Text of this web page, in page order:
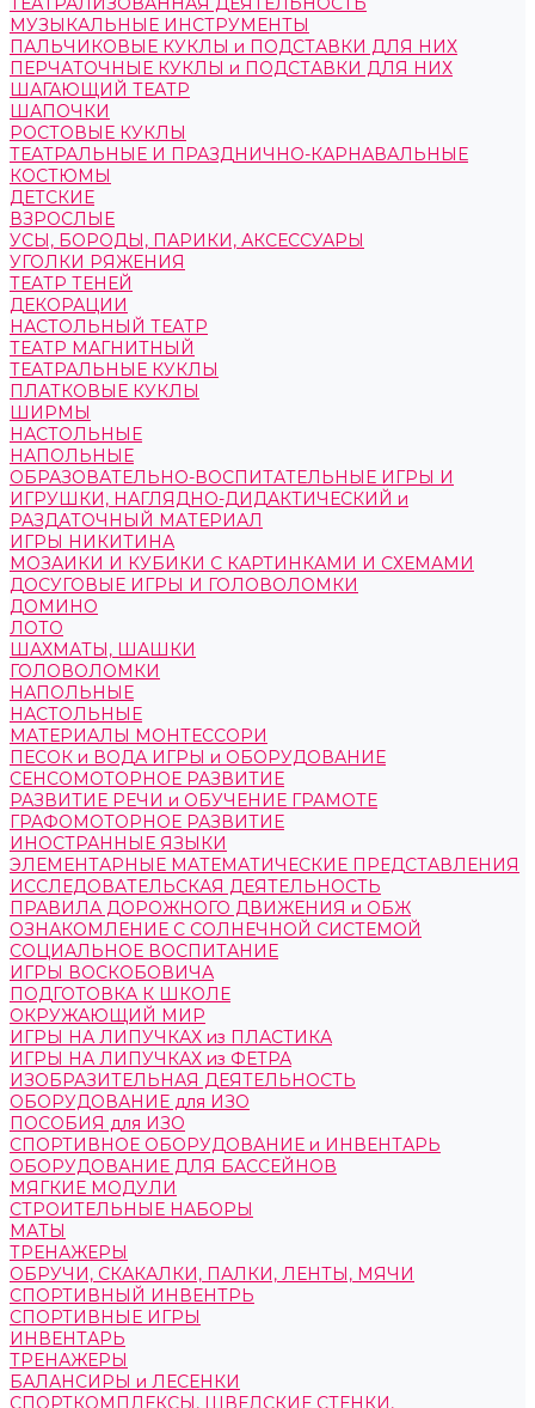
МУЗЫКАЛЬНЫЕ ИНСТРУМЕНТЫ
ПАЛЬЧИКОВЫЕ КУКЛЫ и ПОДСТАВКИ ДЛЯ НИХ
ПЕРЧАТОЧНЫЕ КУКЛЫ и ПОДСТАВКИ ДЛЯ НИХ
ШАГАЮЩИЙ ТЕАТР
ШАПОЧКИ
РОСТОВЫЕ КУКЛЫ
ТЕАТРАЛЬНЫЕ И ПРАЗДНИЧНО-КАРНАВАЛЬНЫЕ
КОСТЮМЫ
ДЕТСКИЕ
ВЗРОСЛЫЕ
УСЫ, БОРОДЫ, ПАРИКИ, АКСЕССУАРЫ
УГОЛКИ РЯЖЕНИЯ
ТЕАТР ТЕНЕЙ
ДЕКОРАЦИИ
НАСТОЛЬНЫЙ ТЕАТР
ТЕАТР МАГНИТНЫЙ
ТЕАТРАЛЬНЫЕ КУКЛЫ
ПЛАТКОВЫЕ КУКЛЫ
ШИРМЫ
НАСТОЛЬНЫЕ
НАПОЛЬНЫЕ
ОБРАЗОВАТЕЛЬНО-ВОСПИТАТЕЛЬНЫЕ ИГРЫ И
ИГРУШКИ, НАГЛЯДНО-ДИДАКТИЧЕСКИЙ и
РАЗДАТОЧНЫЙ МАТЕРИАЛ
ИГРЫ НИКИТИНА
МОЗАИКИ И КУБИКИ С КАРТИНКАМИ И СХЕМАМИ
ДОСУГОВЫЕ ИГРЫ И ГОЛОВОЛОМКИ
ДОМИНО
ЛОТО
ШАХМАТЫ, ШАШКИ
ГОЛОВОЛОМКИ
НАПОЛЬНЫЕ
НАСТОЛЬНЫЕ
МАТЕРИАЛЫ МОНТЕССОРИ
ПЕСОК и ВОДА ИГРЫ и ОБОРУДОВАНИЕ
СЕНСОМОТОРНОЕ РАЗВИТИЕ
РАЗВИТИЕ РЕЧИ и ОБУЧЕНИЕ ГРАМОТЕ
ГРАФОМОТОРНОЕ РАЗВИТИЕ
ИНОСТРАННЫЕ ЯЗЫКИ
ЭЛЕМЕНТАРНЫЕ МАТЕМАТИЧЕСКИЕ ПРЕДСТАВЛЕНИЯ
ИССЛЕДОВАТЕЛЬСКАЯ ДЕЯТЕЛЬНОСТЬ
ПРАВИЛА ДОРОЖНОГО ДВИЖЕНИЯ и ОБЖ
ОЗНАКОМЛЕНИЕ С СОЛНЕЧНОЙ СИСТЕМОЙ
СОЦИАЛЬНОЕ ВОСПИТАНИЕ
ИГРЫ ВОСКОБОВИЧА
ПОДГОТОВКА К ШКОЛЕ
ОКРУЖАЮЩИЙ МИР
ИГРЫ НА ЛИПУЧКАХ из ПЛАСТИКА
ИГРЫ НА ЛИПУЧКАХ из ФЕТРА
ИЗОБРАЗИТЕЛЬНАЯ ДЕЯТЕЛЬНОСТЬ
ОБОРУДОВАНИЕ для ИЗО
ПОСОБИЯ для ИЗО
СПОРТИВНОЕ ОБОРУДОВАНИЕ и ИНВЕНТАРЬ
ОБОРУДОВАНИЕ ДЛЯ БАССЕЙНОВ
МЯГКИЕ МОДУЛИ
СТРОИТЕЛЬНЫЕ НАБОРЫ
МАТЫ
ТРЕНАЖЕРЫ
ОБРУЧИ, СКАКАЛКИ, ПАЛКИ, ЛЕНТЫ, МЯЧИ
СПОРТИВНЫЙ ИНВЕНТРЬ
СПОРТИВНЫЕ ИГРЫ
ИНВЕНТАРЬ
ТРЕНАЖЕРЫ
БАЛАНСИРЫ и ЛЕСЕНКИ
СПОРТКОМПЛЕКСЫ, ШВЕДСКИЕ СТЕНКИ,